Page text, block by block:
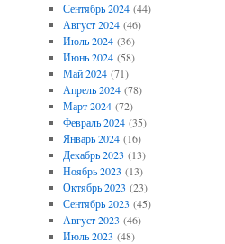
Сентябрь 2024(44)
Август 2024(46)
Июль 2024(36)
Июнь 2024(58)
Май 2024(71)
Апрель 2024(78)
Март 2024(72)
Февраль 2024(35)
Январь 2024(16)
Декабрь 2023 (13)
Ноябрь 2023 (13)
Октябрь 2023 (23)
Сентябрь 2023 (45)
Август 2023 (46)
Июль 2023 (48)